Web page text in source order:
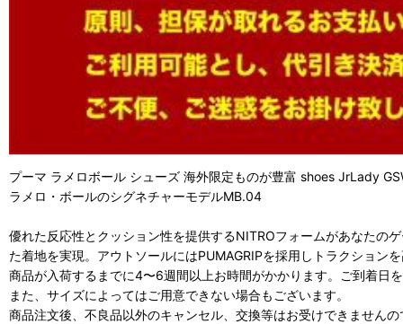
プーマ ラメロボール シューズ 海外限定ものが豊富 shoes JrLady
ラメロ・ボールのシグネチャーモデルMB.04
優れた反応性とクッション性を提供するNITROフォームがあなたの
た着地を実現。アウトソールにはPUMAGRIPを採用しトラクション
商品が入荷するまでに4〜6週間以上お時間がかかります。ご到着日
また、サイズによってはご用意できない場合もございます。
商品注文後、不良品以外のキャンセル、交換等はお受けできません